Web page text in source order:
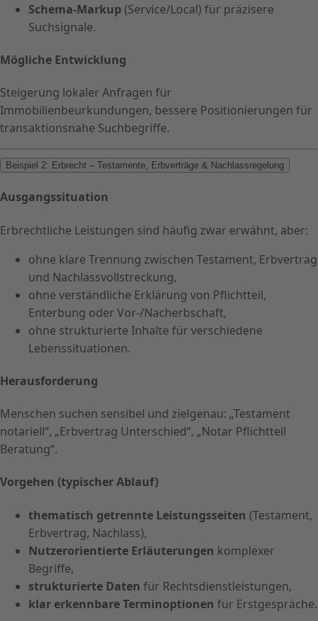
Schema-Markup (Service/Local) für präzisere
Suchsignale.
Mögliche Entwicklung
Steigerung lokaler Anfragen für
Immobilienbeurkundungen, bessere Positionierungen für
transaktionsnahe Suchbegriffe.
Beispiel 2: Erbrecht – Testamente, Erbverträge & Nachlassregelung
Ausgangssituation
Erbrechtliche Leistungen sind häufig zwar erwähnt, aber:
ohne klare Trennung zwischen Testament, Erbvertrag
und Nachlassvollstreckung,
ohne verständliche Erklärung von Pflichtteil,
Enterbung oder Vor-/Nacherbschaft,
ohne strukturierte Inhalte für verschiedene
Lebenssituationen.
Herausforderung
Menschen suchen sensibel und zielgenau: „Testament
notariell“, „Erbvertrag Unterschied“, „Notar Pflichtteil
Beratung“.
Vorgehen (typischer Ablauf)
thematisch getrennte Leistungsseiten (Testament,
Erbvertrag, Nachlass),
Nutzerorientierte Erläuterungen komplexer
Begriffe,
strukturierte Daten für Rechtsdienstleistungen,
klar erkennbare Terminoptionen für Erstgespräche.